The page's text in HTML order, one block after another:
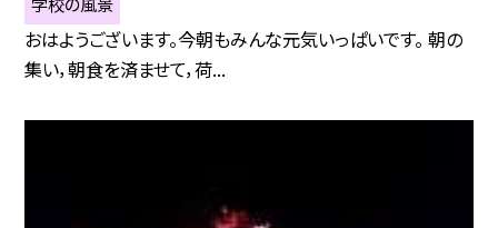
おはようございます。今朝もみんな元気いっぱいです。 朝の
集い，朝食を済ませて，荷...